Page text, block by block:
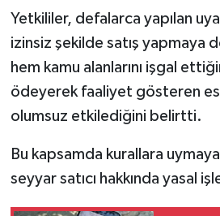
Yetkililer, defalarca yapılan
izinsiz şekilde satış yapmaya
hem kamu alanlarını işgal
ödeyerek faaliyet gösteren
olumsuz etkilediğini belirtti.
Bu kapsamda kurallara
seyyar satıcı hakkında yasal